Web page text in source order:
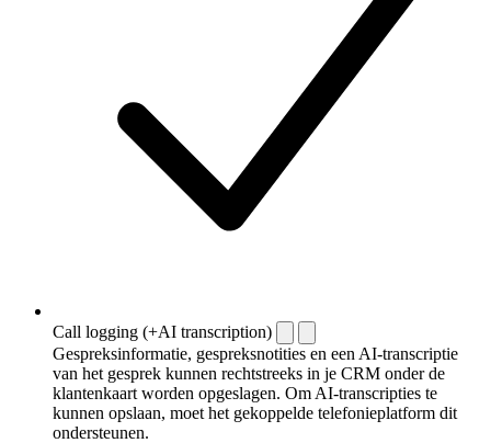
Call logging (+AI transcription)
Gespreksinformatie, gespreksnotities en een AI-transcriptie
van het gesprek kunnen rechtstreeks in je CRM onder de
klantenkaart worden opgeslagen. Om AI-transcripties te
kunnen opslaan, moet het gekoppelde telefonieplatform dit
ondersteunen.